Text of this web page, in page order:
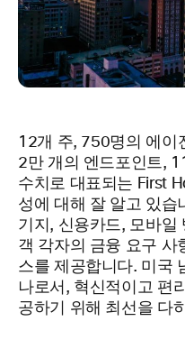
12개 주, 750명의 에이
2만 개의 엔드포인트,
수치로 대표되는 First
성에 대해 잘 알고 있습
기지, 신용카드, 모바일
객 각자의 금융 요구 사
스를 제공합니다. 미국
나로서, 혁신적이고 편
공하기 위해 최선을 다